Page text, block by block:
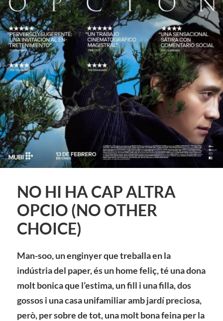
NO HI HA CAP ALTRA
OPCIO (NO OTHER
CHOICE)
Man-soo, un enginyer que treballa en la
indústria del paper, és un home feliç, té una dona
molt bonica que l’estima, un fill i una filla, dos
gossos i una casa unifamiliar amb jardí preciosa,
però, per sobre de tot, una molt bona feina per la